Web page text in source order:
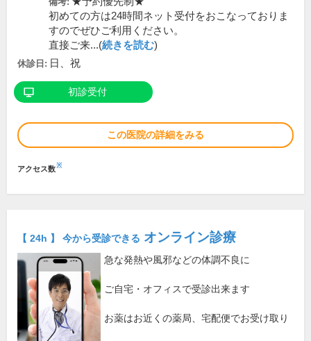
初めての方は24時間ネット受付をおこなっておりま
すのでぜひご利用ください。
直接ご来...(続きを読む)
休診日: 日、祝
初診受付
この医院の詳細をみる
アクセス数※
【 24h 】 今から受診できる オンライン診療
急な発熱や風邪などの体調不良に
ご自宅・オフィスで受診出来ます
お薬はお近くの薬局、宅配便でお受け取り